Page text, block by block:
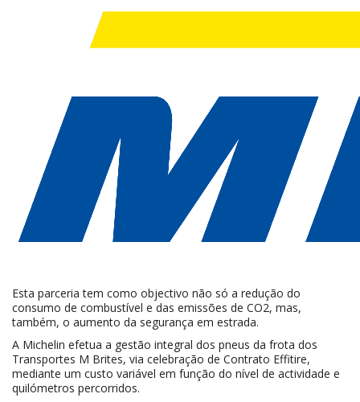
Esta parceria tem como objectivo não só a redução do
consumo de combustível e das emissões de CO2, mas,
também, o aumento da segurança em estrada.
A Michelin efetua a gestão integral dos pneus da frota dos
Transportes M Brites, via celebração de Contrato Effitire,
mediante um custo variável em função do nível de actividade e
quilómetros percorridos.